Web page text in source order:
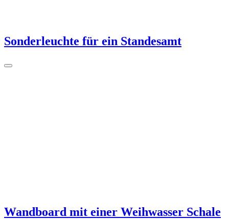
Sonderleuchte für ein Standesamt
Wandboard mit einer Weihwasser Schale